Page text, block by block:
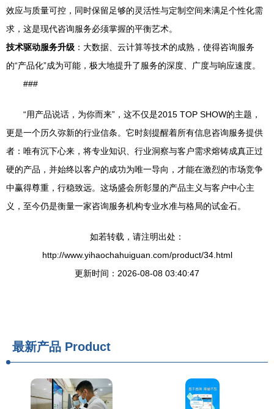
效应与质量可控，同时保留足够的灵活性与定制空间来满足个性化需
求，这是现代咨询服务必须掌握的平衡艺术。
技术驱动服务升级 ：大数据、云计算等技术的成熟，使得咨询服务
的“产品化”成为可能，极大地提升了服务的深度、广度与响应速度。
###
“用产品说话，为你而来”，这不仅是2015 TOP SHOW的主题，
更是一个历久弥新的行业信条。它时刻提醒着所有信息咨询服务提供
者：唯有沉下心来，将专业知识、行业洞察与客户需求熔铸成真正过
硬的产品，并始终以客户的成功为唯一导向，才能在激烈的市场竞争
中赢得尊重，行稳致远。这场盛会所彰显的产品主义与客户中心主
义，至今仍是衡量一家咨询服务机构专业水准与格局的试金石。
如若转载，请注明出处：
http://www.yihaochahuiguan.com/product/34.html
更新时间：2026-08-08 03:40:47
最新产品 Product